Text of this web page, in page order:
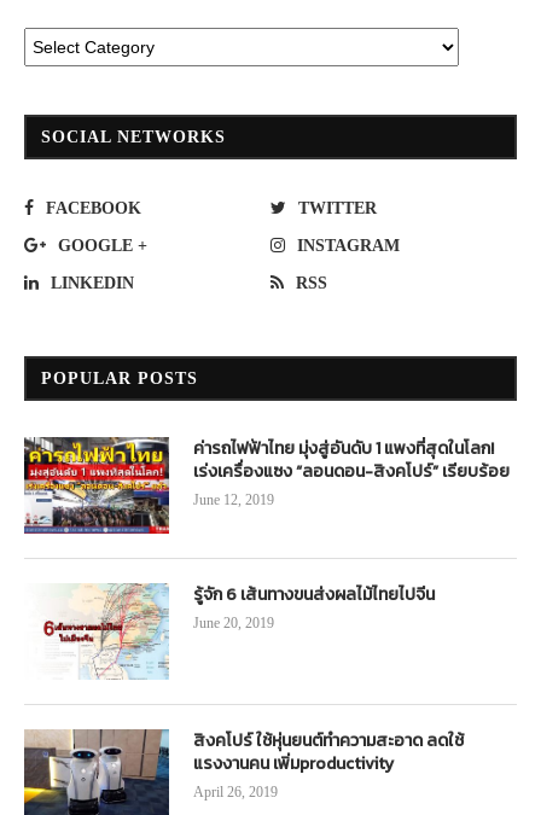
SOCIAL NETWORKS
FACEBOOK TWITTER
GOOGLE + INSTAGRAM
LINKEDIN RSS
POPULAR POSTS
ค่ารถไฟฟ้าไทย มุ่งสู่อันดับ 1 แพงที่สุดในโลก!
เร่งเครื่องแซง “ลอนดอน-สิงคโปร์” เรียบร้อย
June 12, 2019
รู้จัก 6 เส้นทางขนส่งผลไม้ไทยไปจีน
June 20, 2019
สิงคโปร์ ใช้หุ่นยนต์ทำความสะอาด ลดใช้
แรงงานคน เพิ่มproductivity
April 26, 2019